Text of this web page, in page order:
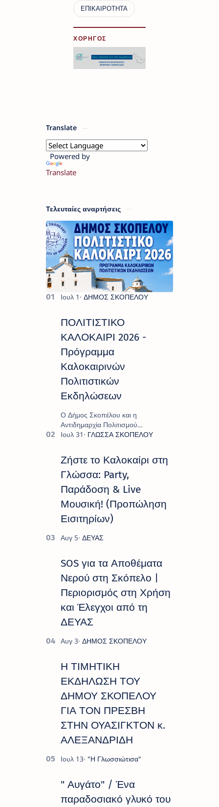
ΧΟΡΗΓΟΣ
Translate
Powered by
Translate
Τελευταίες αναρτήσεις
ΠΟΛΙΤΙΣΤΙΚΟ
ΚΑΛΟΚΑΙΡΙ 2026 -
Πρόγραμμα
Καλοκαιρινών
Πολιτιστικών
Εκδηλώσεων
Ο Δήμος Σκοπέλου και η
Αντιδημαρχία Πολιτισμού
παρουσιάζουν το πρόγραμμα «
πλούσιο και πολυσυλλεκτικό
πρόγραμμα εκδ…
Ζήστε το Καλοκαίρι στη
Γλώσσα: Party,
Παράδοση & Live
Μουσική! (Προπώληση
Εισιτηρίων)
SOS για τα Αποθέματα
Νερού στη Σκόπελο |
Περιορισμός στη Χρήση
και Έλεγχοι από τη
ΔΕΥΑΣ
Η ΤΙΜΗΤΙΚΗ
ΕΚΔΗΛΩΣΗ ΤΟΥ
ΔΗΜΟΥ ΣΚΟΠΕΛΟΥ
ΓΙΑ ΤΟΝ ΠΡΕΣΒΗ
ΣΤΗΝ ΟΥΑΣΙΓΚΤΟΝ κ.
ΑΛΕΞΑΝΔΡΙΔΗ
" Αυγάτο" / Ένα
παραδοσιακό γλυκό του